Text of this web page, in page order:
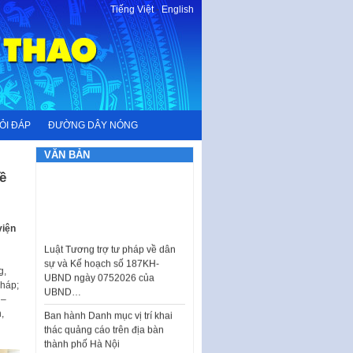
Tiếng Việt-English
ĐÁP ĐƯỜNG DÂY NÓNG
VĂN BẢN
UBND ngày 0752026 của
UBND…
Ban hành Danh mục vị trí khai
thác quảng cáo trên địa bàn
thành phố Hà Nội
Kế hoạch Tổ chức Cuộc thi
chính luận về bảo vệ nền tảng tư